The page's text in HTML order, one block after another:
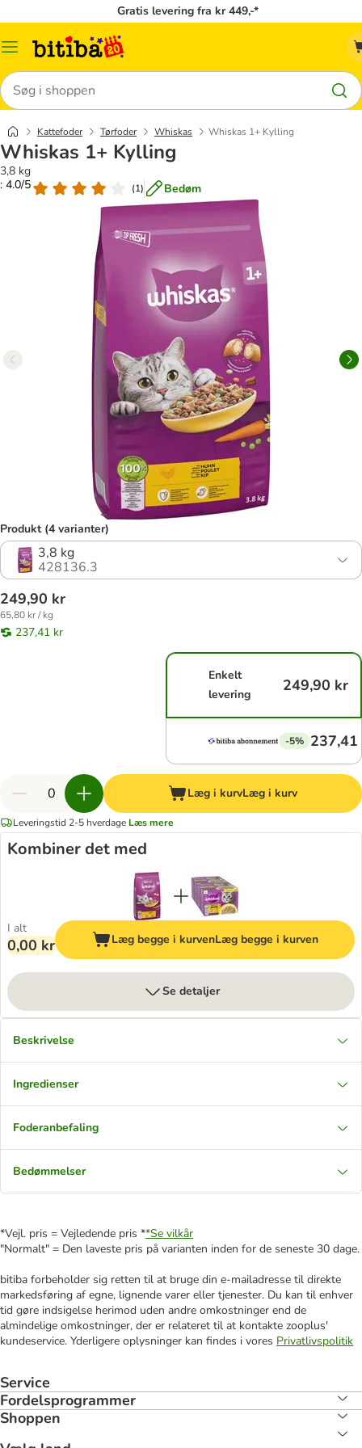
Gratis levering fra kr 449,-*
Menu
Søg
Kattefoder Tørfoder Whiskas Whiskas 1+ Kylling
Whiskas 1+ Kylling
3,8 kg
: 4.0/5
(1) Bedøm
Produkt (4 varianter)
3,8 kg
428136.3
249,90 kr
65,80 kr / kg
237,41 kr
Enkelt
levering
249,90 kr
-5% 237,41
Læg i kurvLæg i kurv
Leveringstid 2-5 hverdage Læs mere
Kombiner det med
I alt
0,00 kr Læg begge i kurvenLæg begge i kurven
Se detaljer
Beskrivelse
Ingredienser
Foderanbefaling
Bedømmelser
*Vejl. pris = Vejledende pris **Se vilkår
"Normalt" = Den laveste pris på varianten inden for de seneste 30 dage.
bitiba forbeholder sig retten til at bruge din e-mailadresse til direkte
markedsføring af egne, lignende varer eller tjenester. Du kan til enhver
tid gøre indsigelse herimod uden andre omkostninger end de
almindelige omkostninger, der er relateret til at kontakte zooplus'
kundeservice. Yderligere oplysninger kan findes i vores Privatlivspolitik
Service
Fordelsprogrammer
Shoppen